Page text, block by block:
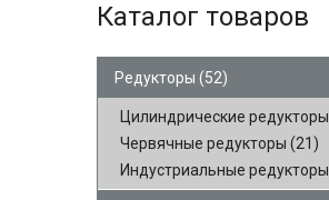
Каталог товаров
Редукторы (52)
Цилиндрические редукторы
Червячные редукторы (21)
Индустриальные редукторы